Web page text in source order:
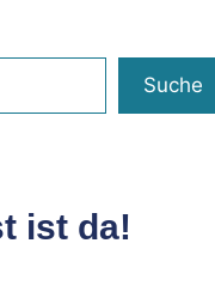
Suche
ist da!